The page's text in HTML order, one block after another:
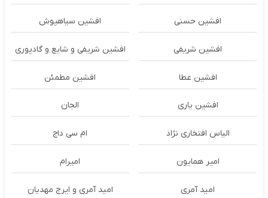
افشین حسنی افشین سیاهپوش
افشین شریفی افشین شریفی و شایع و گادپوری
افشین عطا افشین مطمئن
افشین یاری الجان
الیاس افتخاری نژاد ام سی داج
امير همايون اميرام
امید آمری امید آمری و ایرج مهدیان